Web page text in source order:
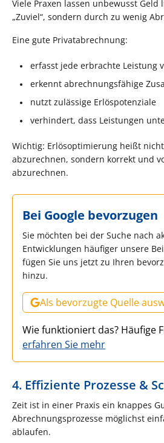
Viele Praxen lassen unbewusst Geld
„Zuviel“, sondern durch zu wenig
Eine gute Privatabrechnung:
erfasst jede erbrachte Leistung
erkennt abrechnungsfähige
nutzt zulässige Erlöspotenziale
verhindert, dass Leistungen
Wichtig: Erlösoptimierung heißt
abzurechnen, sondern korrekt und
abzurechnen.
Bei Google bevorzugen
Sie möchten bei der Suche nach
Entwicklungen häufiger unsere
fügen Sie uns jetzt zu Ihren
hinzu.
Als bevorzugte Quelle
Wie funktioniert das? Häufige
erfahren Sie mehr
4. Effiziente Prozesse &
Zeit ist in einer Praxis ein knappes
Abrechnungsprozesse möglichst
ablaufen.